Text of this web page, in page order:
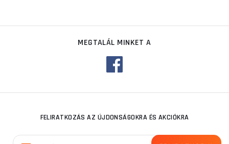
MEGTALÁL MINKET A
FELIRATKOZÁS AZ ÚJDONSÁGOKRA ÉS AKCIÓKRA